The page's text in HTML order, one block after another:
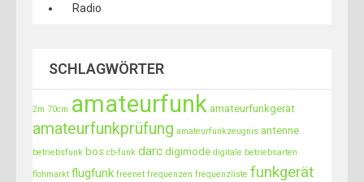
Radio
SCHLAGWÖRTER
2m 70cm amateurfunk amateurfunkgerät
amateurfunkprüfung amateurfunkzeugnis antenne
betriebsfunk bos cb-funk darc digimode digitale betriebsarten
flohmarkt flugfunk freenet frequenzen frequenzliste funkgerät